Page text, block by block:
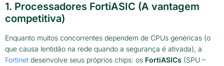
1. Processadores FortiASIC (A vantagem
competitiva)
Enquanto muitos concorrentes dependem de CPUs genéricas (o
que causa lentidão na rede quando a segurança é ativada), a
Fortinet desenvolve seus próprios chips: os FortiASICs (SPU –